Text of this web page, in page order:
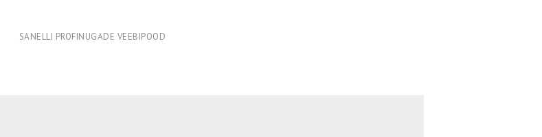
SANELLI PROFINUGADE VEEBIPOOD